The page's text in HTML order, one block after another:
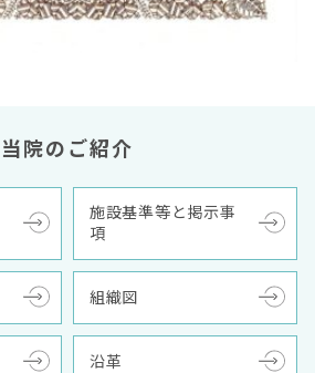
当院のご紹介
施設基準等と掲示事
項
組織図
沿革